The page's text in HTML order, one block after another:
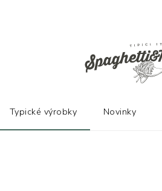
Typické výrobky Novinky